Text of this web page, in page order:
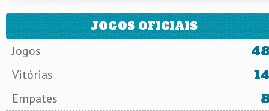
JOGOS OFICIAIS
Jogos
Vitórias
Empates